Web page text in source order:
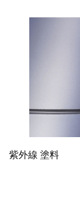
紫外線 塗料